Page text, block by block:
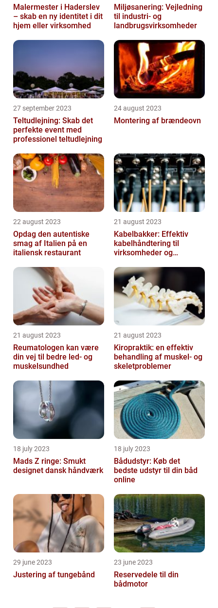
Malermester i Haderslev
– skab en ny identitet i dit
hjem eller virksomhed
Miljøsanering: Vejledning
til industri- og
landbrugsvirksomheder
27 september 2023
Teltudlejning: Skab det
perfekte event med
professionel teltudlejning
24 august 2023
Montering af brændeovn
22 august 2023
Opdag den autentiske
smag af Italien på en
italiensk restaurant
21 august 2023
Kabelbakker: Effektiv
kabelhåndtering til
virksomheder og
21 august 2023
Reumatologen kan være
din vej til bedre led- og
muskelsundhed
21 august 2023
Kiropraktik: en effektiv
behandling af muskel- og
skeletproblemer
18 july 2023
Mads Z ringe: Smukt
designet dansk håndværk
18 july 2023
Bådudstyr: Køb det
bedste udstyr til din båd
online
29 june 2023
Justering af tungebånd
23 june 2023
Reservedele til din
bådmotor